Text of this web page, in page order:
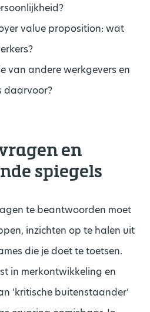
value proposition: wat
van andere werkgevers en
daarvoor?
en
spiegels
te beantwoorden moet
inzichten op te halen uit
die je doet te toetsen.
in merkontwikkeling en
‘kritische buitenstaander’